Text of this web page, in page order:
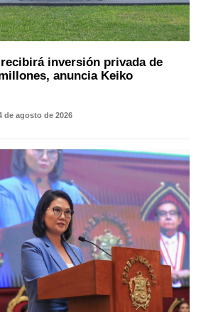
inversión privada de
anuncia Keiko
de agosto de 2026